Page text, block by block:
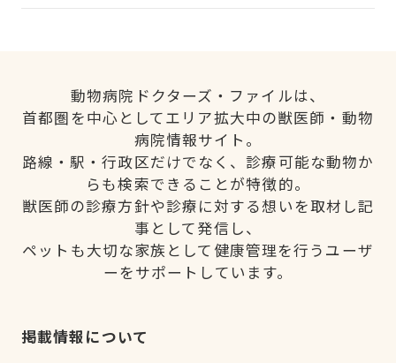
動物病院ドクターズ・ファイルは、
首都圏を中心としてエリア拡大中の獣医師・動物
病院情報サイト。
路線・駅・行政区だけでなく、診療可能な動物か
らも検索できることが特徴的。
獣医師の診療方針や診療に対する想いを取材し記
事として発信し、
ペットも大切な家族として健康管理を行うユーザ
ーをサポートしています。
掲載情報について